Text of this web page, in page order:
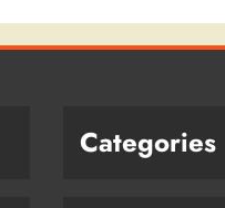
Categories